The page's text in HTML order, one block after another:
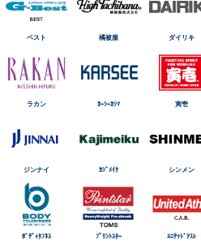
ベスト 橘被服 ダイリキ
ラカン ｶｰｼｰｶｼﾏ 寅壱
ジンナイ ｶｼﾞﾒｲｸ シンメン
ﾎﾞﾃﾞｨﾀﾌﾈｽ ﾌﾟﾘﾝﾄｽﾀｰ ﾕﾆﾃｯﾄﾞｱｽﾚ